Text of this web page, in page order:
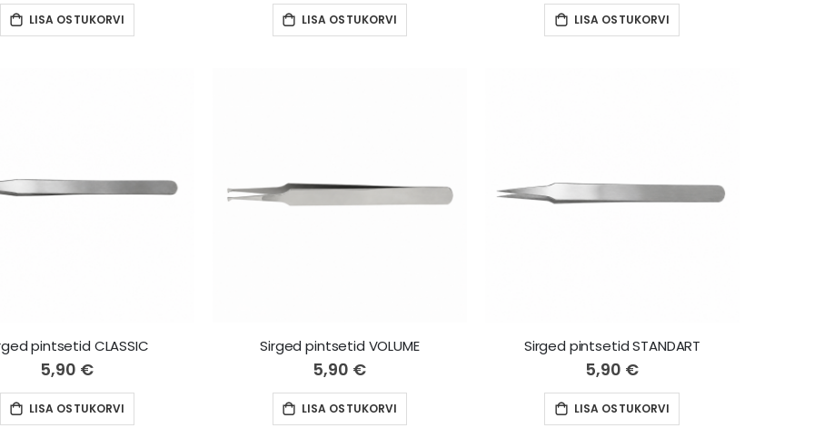
LISA OSTUKORVI LISA OSTUKORVI LISA OSTUKORVI
pintsetid CLASSIC
5,90 €
LISA OSTUKORVI
Sirged pintsetid VOLUME
5,90 €
LISA OSTUKORVI
Sirged pintsetid STANDART
5,90 €
LISA OSTUKORVI